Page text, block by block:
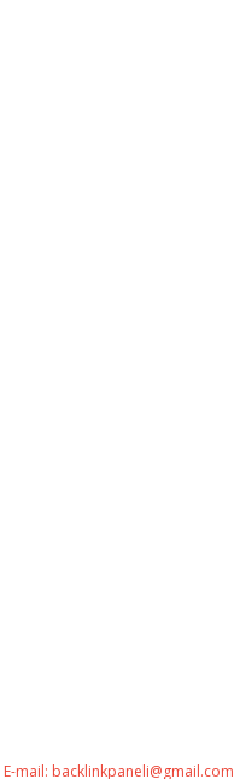
E-mail: backlinkpaneli@gmail.com